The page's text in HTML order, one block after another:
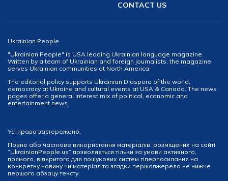
CONTACT US
Ukrainian People
"Ukrainian People" is USA leading Ukrainian language magazine.
Written by a team of Ukrainian and foreign journalists, the magazine
serves Ukrainian communities at North America.
The editorial policy supports Ukrainian Diaspora of the world,
democracy at Ukraine and cultural events at USA & Canada. The news
pages offer a general interest mix of political, economic and
entertainment news.
Усі права застережено.
Повне або часткове використання матеріалів, розміщених на сайті
“UkrainianPeople.us” дозволяється тільки за умови активного,
прямого, відкритого для пошукових систем гіперпосилання на
конкретну новину чи матеріал та згадки першоджерела не нижче
першого абзацу тексту.